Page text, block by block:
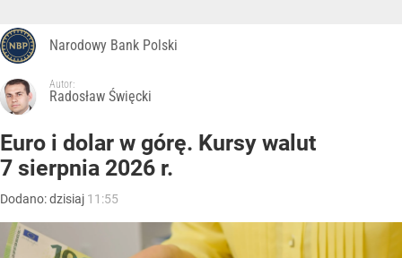
Narodowy Bank Polski
Autor:
Radosław Święcki
Euro i dolar w górę. Kursy walut
7 sierpnia 2026 r.
Dodano:dzisiaj 11:55